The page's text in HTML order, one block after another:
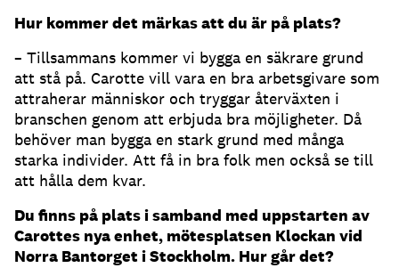
Hur kommer det märkas att du är på plats?
– Tillsammans kommer vi bygga en säkrare grund
att stå på. Carotte vill vara en bra arbetsgivare som
attraherar människor och tryggar återväxten i
branschen genom att erbjuda bra möjligheter. Då
behöver man bygga en stark grund med många
starka individer. Att få in bra folk men också se till
att hålla dem kvar.
Du finns på plats i samband med uppstarten av
Carottes nya enhet, mötesplatsen Klockan vid
Norra Bantorget i Stockholm. Hur går det?